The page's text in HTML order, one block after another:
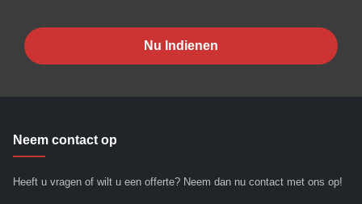
Nu Indienen
Neem contact op
Heeft u vragen of wilt u een offerte? Neem dan nu contact met ons op!